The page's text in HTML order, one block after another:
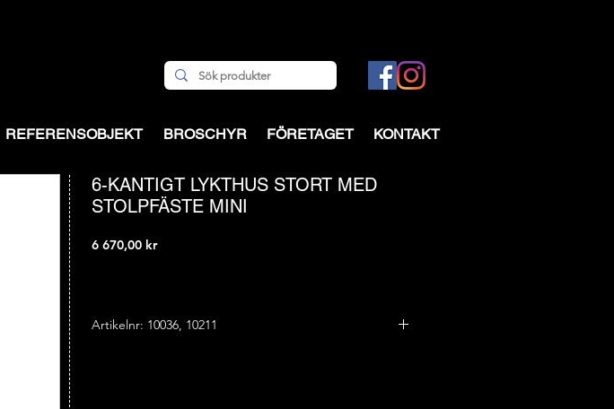
REFERENSOBJEKT BROSCHYR FÖRETAGET KONTAKT
6-KANTIGT LYKTHUS STORT MED
STOLPFÄSTE MINI
6 670,00 krPris
Artikelnr: 10036, 10211